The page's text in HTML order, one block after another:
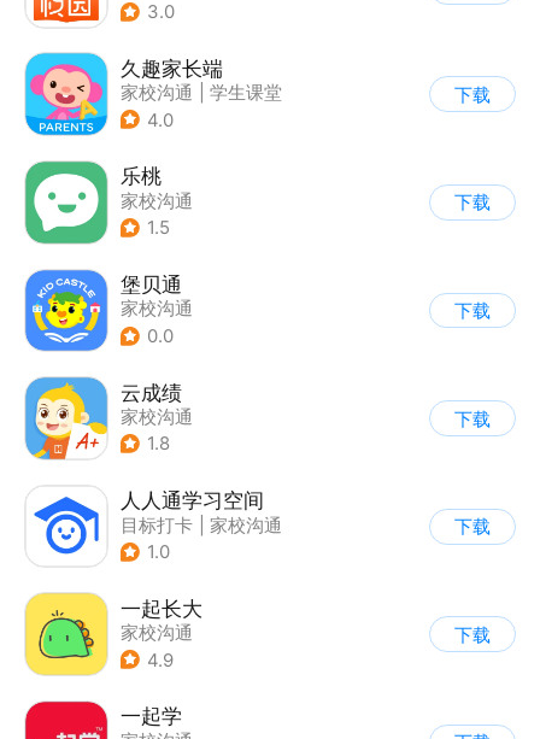
3.0
久趣家长端
家校沟通
学生课堂
4.0
下载
乐桃
家校沟通
1.5
下载
堡贝通
家校沟通
0.0
下载
云成绩
家校沟通
1.8
下载
人人通学习空间
目标打卡
家校沟通
1.0
下载
一起长大
家校沟通
4.9
下载
一起学